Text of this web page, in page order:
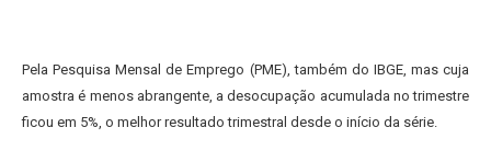
Pela Pesquisa Mensal de Emprego (PME), também do IBGE, mas cuja
amostra é menos abrangente, a desocupação acumulada no trimestre
ficou em 5%, o melhor resultado trimestral desde o início da série.